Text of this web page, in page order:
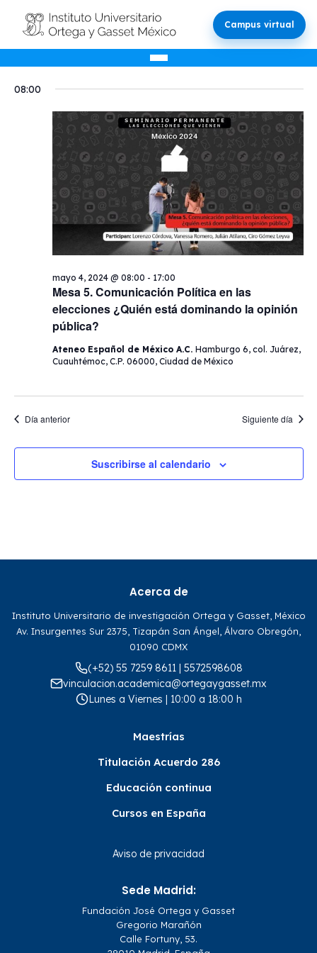
Campus virtual
Eventos
en
mayo
2024
de
y
de
de
de
Día
la
08:00
Mesa 5. Comunicación Política en las
elecciones ¿Quién está dominando la opinión
pública?
mayo 4, 2024 @ 08:00 - 17:00
Ateneo Español de México A.C. Hamburgo 6, col. Juárez,
Cuauhtémoc, C.P. 06000, Ciudad de México
Día anterior Siguiente día
Suscribirse al calendario
Acerca de
Instituto Universitario de investigación Ortega y Gasset, México
Av. Insurgentes Sur 2375, Tizapán San Ángel, Álvaro Obregón,
01090 CDMX
(+52) 55 7259 8611 | 5572598608
vinculacion.academica@ortegaygasset.mx
Lunes a Viernes | 10:00 a 18:00 h
Maestrías
Titulación Acuerdo 286
Educación continua
Cursos en España
Aviso de privacidad
Sede Madrid:
Fundación José Ortega y Gasset
Gregorio Marañón
Calle Fortuny, 53.